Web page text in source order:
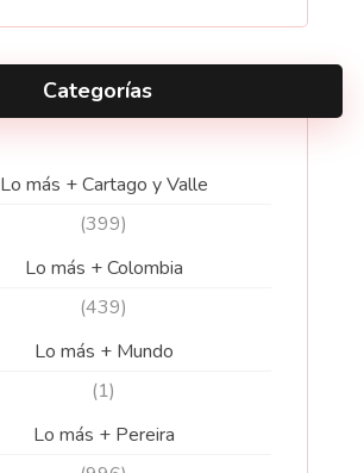
Categorías
Lo más + Cartago y Valle
(399)
Lo más + Colombia
(439)
Lo más + Mundo
(1)
Lo más + Pereira